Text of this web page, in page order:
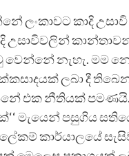
ලංකාවට කාදි උසාවි
උසාවිවලින්
වෙන්නේ නැහැ. මම
ලබා දී
එක නීතියක්
මැයෙන් පසුගිය
කාර්යාලයේ